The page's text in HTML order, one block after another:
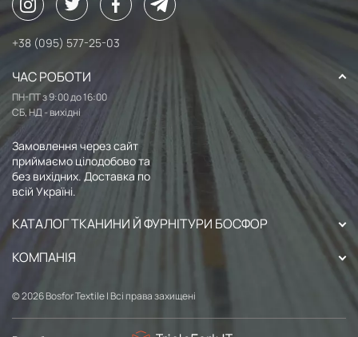
+38 (095) 577-25-03
ЧАС РОБОТИ
ПН-ПТ з 9:00 до 16:00
СБ, НД - вихідні
Замовлення через сайт
приймаємо цілодобово та
без вихідних. Доставка по
всій Україні.
КАТАЛОГ ТКАНИНИ Й ФУРНІТУРИ БОСФОР
КОМПАНІЯ
© 2026 Bosfor Textile | Всі права захищені